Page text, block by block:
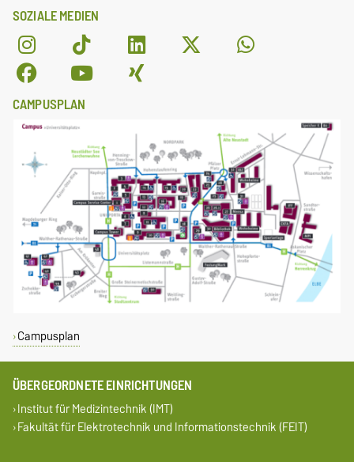
SOZIALE MEDIEN
CAMPUSPLAN
Campusplan
ÜBERGEORDNETE EINRICHTUNGEN
Institut für Medizintechnik (IMT)
Fakultät für Elektrotechnik und Informationstechnik (FEIT)